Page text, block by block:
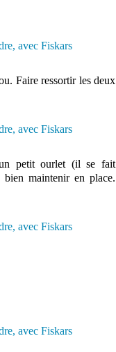
Faire ressortir les deux
un petit ourlet (il se fait
maintenir en place.